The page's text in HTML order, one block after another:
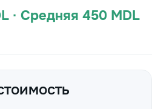
· Средняя 450 MDL